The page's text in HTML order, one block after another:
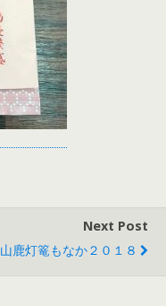
Next Post
山鹿灯篭もなか２０１８